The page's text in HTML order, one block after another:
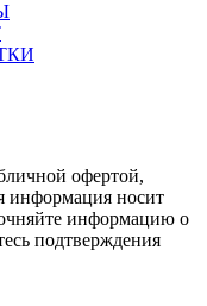
офертой,
информация носит
информацию о
подтверждения